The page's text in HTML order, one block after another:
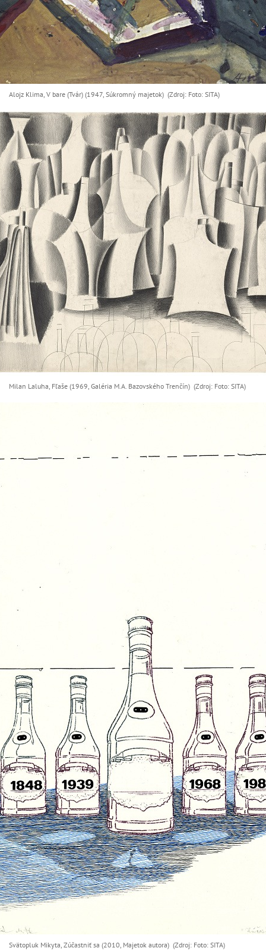
Alojz Klima, V bare (Tvár) (1947, Súkromný majetok) (Zdroj: Foto: SITA)
Milan Laluha, Fľaše (1969, Galéria M.A. Bazovského Trenčín) (Zdroj: Foto: SITA)
Svätopluk Mikyta, Zúčastniť sa (2010, Majetok autora) (Zdroj: Foto: SITA)